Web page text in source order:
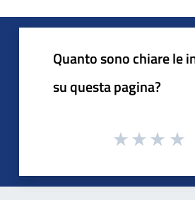
Quanto sono chiare le
su questa pagina?